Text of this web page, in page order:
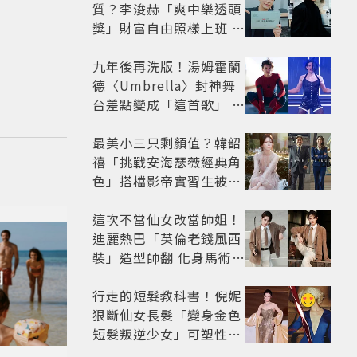
質？李浚赫「爽中樂透頭
獎」財富自由照樣上班 西
九年後再洗版！湯姆霍蘭
德〈Umbrella〉封神舞
台差點變成「這首歌」 造
開
最美小三只剩顏值？韓韶
禧「挑戰安海瑟薇經典角
色」搭檔影帝實習生被
這次不當仙女改當帥姐！
迪麗熱巴「英倫老錢風西
裝」造型帥翻 化身馬術師
行走的短髮教科書！倪妮
狠斷仙女長髮「變身金色
短髮叛逆少女」可塑性超